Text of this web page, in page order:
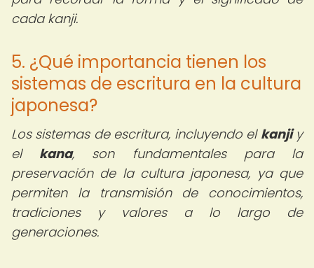
cada kanji.
5. ¿Qué importancia tienen los
sistemas de escritura en la cultura
japonesa?
Los sistemas de escritura, incluyendo el kanjiy
el kana, son fundamentales para la
preservación de la cultura japonesa, ya que
permiten la transmisión de conocimientos,
tradiciones y valores a lo largo de
generaciones.